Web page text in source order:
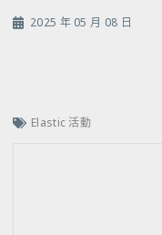
2025 年 05 月 08 日
Elastic 活動